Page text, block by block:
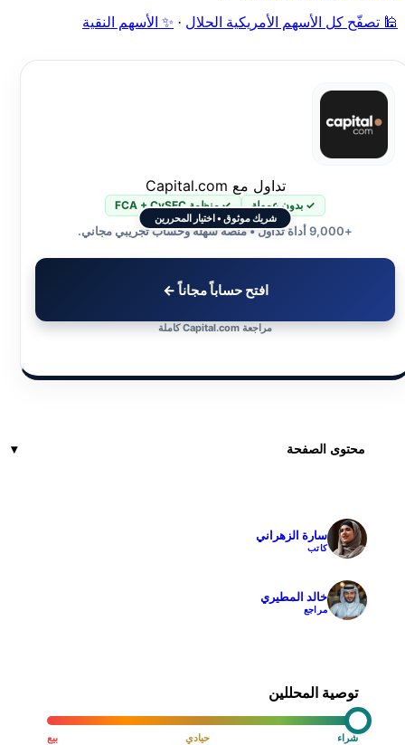
🕌 تصفّح كل الأسهم الأمريكية الحلال · ✨ الأسهم النقية
شريك موثوق • اختيار المحررين
تداول مع Capital.com
✓ بدون عمولة ✓ منظمة FCA + CySEC
+9,000 أداة تداول • منصة سهلة وحساب تجريبي مجاني.
افتح حساباً مجاناً ←
مراجعة Capital.com كاملة
محتوى الصفحة
سارة الزهراني
كاتب
خالد المطيري
مراجع
توصية المحللين
بيع حيادي شراء